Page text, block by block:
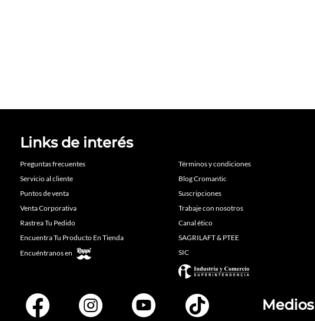
Links de interés
Preguntas frecuentes
Servicio al cliente
Puntos de venta
Venta Corporativa
Rastrea Tu Pedido
Encuentra Tu Producto En Tienda
Encuéntranos en
Términos y condiciones
Blog Cromantic
Suscripciones
Trabaje con nosotros
Canal ético
SAGRILAFT & PTEE
SIC